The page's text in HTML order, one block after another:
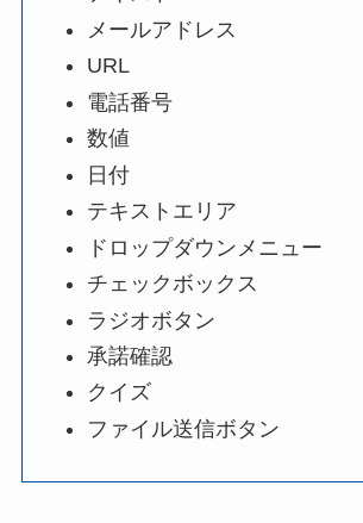
メールアドレス
URL
電話番号
数値
日付
テキストエリア
ドロップダウンメニュー
チェックボックス
ラジオボタン
承諾確認
クイズ
ファイル送信ボタン